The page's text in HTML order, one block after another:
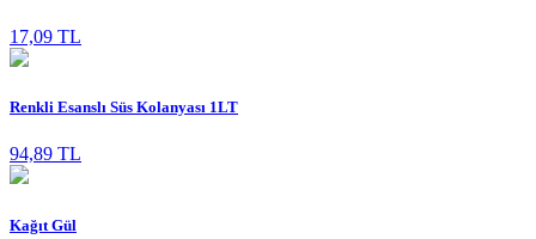
17,09 TL
Renkli Esanslı Süs Kolanyası 1LT
94,89 TL
Kağıt Gül